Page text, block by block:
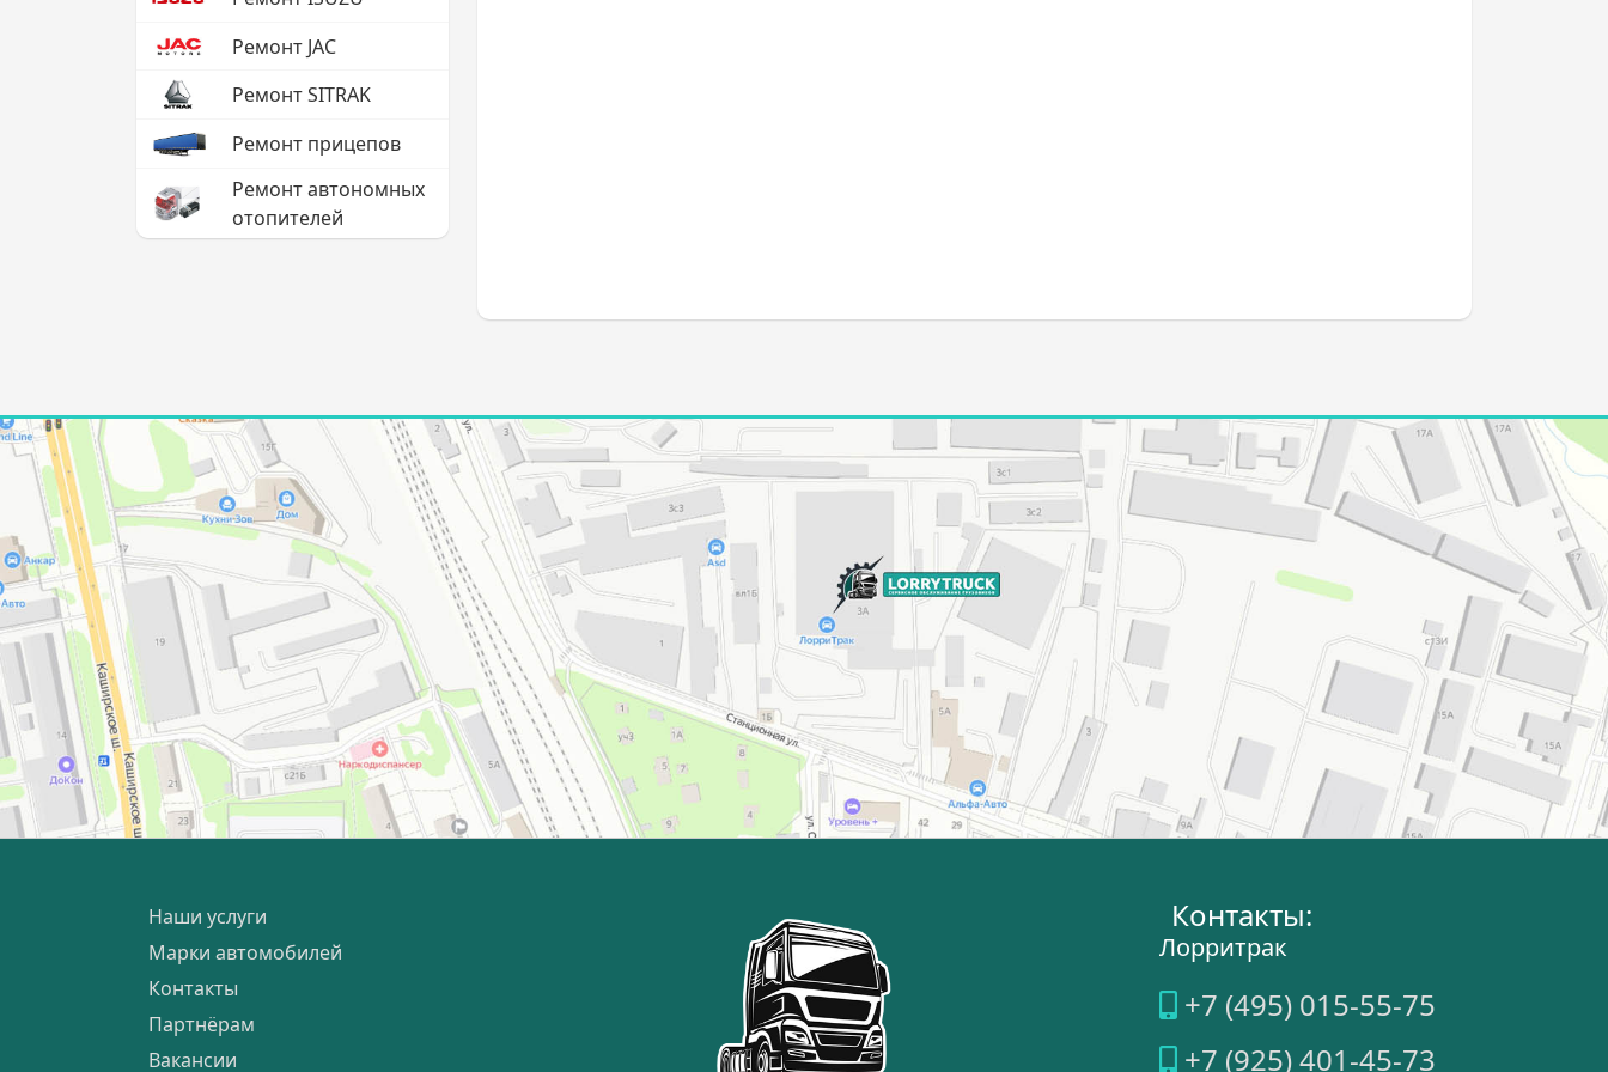
Ремонт JAC
Ремонт SITRAK
Ремонт прицепов
Ремонт автономных
отопителей
Наши услуги
Марки автомобилей
Контакты
Партнёрам
Вакансии
Контакты:
Лорритрак
+7 (495) 015-55-75
+7 (925) 401-45-73